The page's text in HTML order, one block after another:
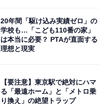
20年間「駆け込み実績ゼロ」の
学校も…「こども110番の家」
は本当に必要？ PTAが直面する
理想と現実
【要注意】東京駅で絶対にハマ
る「最遠ホーム」と「メトロ乗
り換え」の絶望トラップ